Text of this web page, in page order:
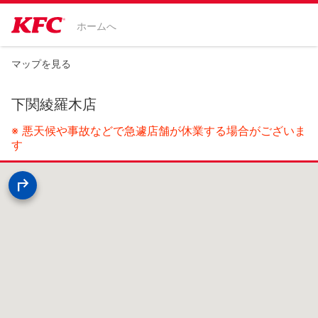
ホームへ
マップを見る
下関綾羅木店
※ 悪天候や事故などで急遽店舗が休業する場合がございま
す